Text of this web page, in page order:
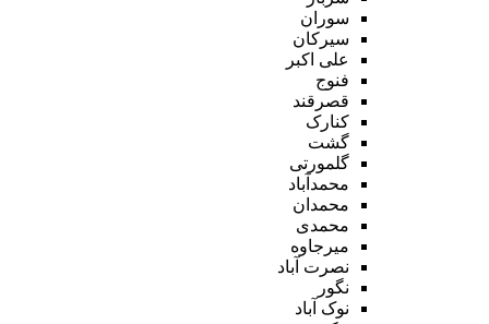
سوران
سیرکان
علی اکبر
فنوج
قصرقند
کنارک
گشت
گلمورتی
محمدآباد
محمدان
محمدی
میرجاوه
نصرت آباد
نگور
نوک آباد